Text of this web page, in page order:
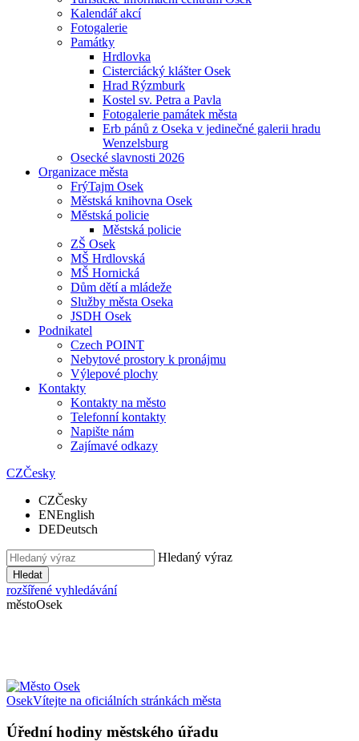
Kalendář akcí
Fotogalerie
Památky
Hrdlovka
Cisterciácký klášter Osek
Hrad Rýzmburk
Kostel sv. Petra a Pavla
Fotogalerie památek města
Erb pánů z Oseka v jedinečné galerii hradu
Wenzelsburg
Osecké slavnosti 2026
Organizace města
FrýTajm Osek
Městská knihovna Osek
Městská policie
Městská policie
ZŠ Osek
MŠ Hrdlovská
MŠ Hornická
Dům dětí a mládeže
Služby města Oseka
JSDH Osek
Podnikatel
Czech POINT
Nebytové prostory k pronájmu
Výlepové plochy
Kontakty
Kontakty na město
Telefonní kontakty
Napište nám
Zajímavé odkazy
CZČesky
CZČesky
ENEnglish
DEDeutsch
Hledaný výraz
Hledat
rozšířené vyhledávání
městoOsek
OsekVítejte na oficiálních stránkách města
Úřední hodiny městského úřadu